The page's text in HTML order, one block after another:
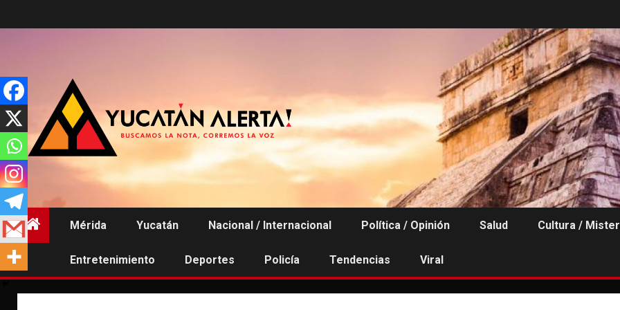
al
Mérida Yucatán Nacional / Internacional Política / Opinión Salud Cultura /
Entretenimiento Deportes Policía Tendencias Viral